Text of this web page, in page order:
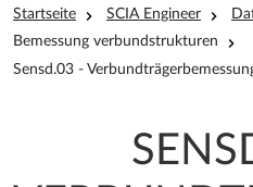
Pfadnavigation
Startseite SCIA Engineer
Bemessung verbundstrukturen
Sensd.03 -